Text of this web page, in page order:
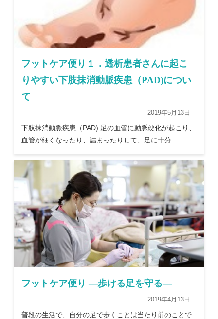
フットケア便り１．透析患者さんに起こ
りやすい下肢抹消動脈疾患（PAD)につい
て
2019年5月13日
下肢抹消動脈疾患（PAD) 足の血管に動脈硬化が起こり、
血管が細くなったり、詰まったりして、足に十分...
フットケア便り —歩ける足を守る—
2019年4月13日
普段の生活で、自分の足で歩くことは当たり前のことで